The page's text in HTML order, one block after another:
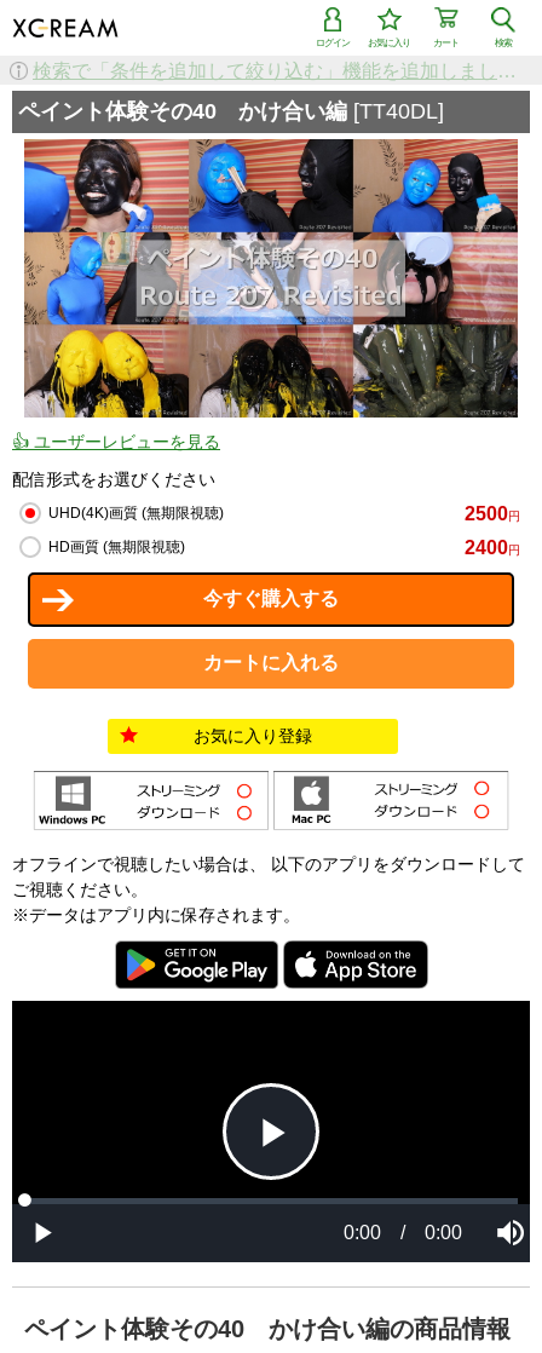
検索
カート
お気に入り
ログイン
検索で「条件を追加して絞り込む」機能を追加しました！
ペイント体験その40 かけ合い編 [TT40DL]
👍 ユーザーレビューを見る
配信形式をお選びください
UHD(4K)画質 (無期限視聴) 2500円
HD画質 (無期限視聴) 2400円
お気に入り登録
オフラインで視聴したい場合は、 以下のアプリをダウンロードして
ご視聴ください。
※データはアプリ内に保存されます。
P
l
a
L
d
0
P
e
s
%
0:00 / 0:00
M
t
ペイント体験その40 かけ合い編の商品情報